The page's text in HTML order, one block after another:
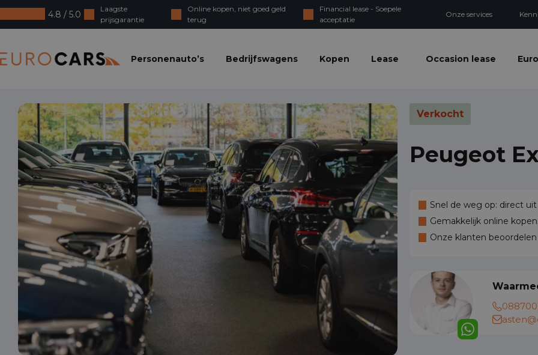
4.8 / 5.0
Laagste
prijsgarantie
Online kopen, niet goed geld
terug
Financial lease - Soepele
acceptatie
Onze services
Personenauto’s
Bedrijfswagens Kopen Lease Occasion lease
Verkocht
Peugeot
Snel de weg op: direct
Gemakkelijk online
Onze klanten